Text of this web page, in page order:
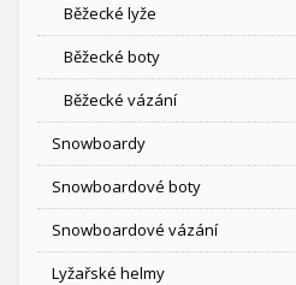
Běžecké lyže
Běžecké boty
Běžecké vázání
Snowboardy
Snowboardové boty
Snowboardové vázání
Lyžařské helmy